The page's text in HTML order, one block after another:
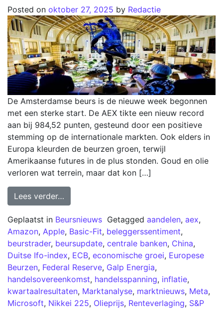
Posted on oktober 27, 2025 by Redactie
De Amsterdamse beurs is de nieuwe week begonnen
met een sterke start. De AEX tikte een nieuw record
aan bij 984,52 punten, gesteund door een positieve
stemming op de internationale markten. Ook elders in
Europa kleurden de beurzen groen, terwijl
Amerikaanse futures in de plus stonden. Goud en olie
verloren wat terrein, maar dat kon […]
Lees verder…
Geplaatst in Beursnieuws Getagged aandelen, aex,
Amazon, Apple, Basic-Fit, beleggerssentiment,
beurstrader, beursupdate, centrale banken, China,
Duitse Ifo-index, ECB, economische groei, Europese
Beurzen, Federal Reserve, Galp Energia,
handelsovereenkomst, handelsspanning, inflatie,
kwartaalresultaten, Marktanalyse, marktnieuws, Meta,
Microsoft, Nikkei 225, Olieprijs, Renteverlaging, S&P